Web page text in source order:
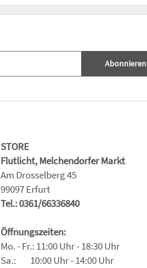
Abonnieren
STORE
Flutlicht, Melchendorfer Markt
Am Drosselberg 45
99097 Erfurt
Tel.: 0361/66336840
Öffnungszeiten:
Mo. - Fr.: 11:00 Uhr - 18:30 Uhr
Sa.: 10:00 Uhr - 14:00 Uhr